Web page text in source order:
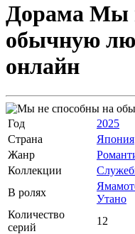
Дорама Мы
обычную
онлайн
Год
2025
Страна
Япония
Жанр
Коллекции
В ролях
Утано
Количество
серий
12